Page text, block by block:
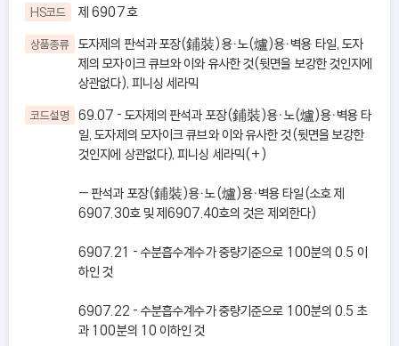
HS코드 제 6907 호
상품종류 도자제의 판석과 포장(鋪裝)용ㆍ노(爐)용ㆍ벽용 타일, 도자
제의 모자이크 큐브와 이와 유사한 것(뒷면을 보강한 것인지에
상관없다), 피니싱 세라믹
코드설명
69.07 - 도자제의 판석과 포장(鋪裝)용ㆍ노(爐)용ㆍ벽용 타
일, 도자제의 모자이크 큐브와 이와 유사한 것(뒷면을 보강한
것인지에 상관없다), 피니싱 세라믹(+)
— 판석과 포장(鋪裝)용ㆍ노(爐)용ㆍ벽용 타일(소호 제
6907.30호 및 제6907.40호의 것은 제외한다)
6907.21 - 수분흡수계수가 중량기준으로 100분의 0.5 이
하인 것
6907.22 - 수분흡수계수가 중량기준으로 100분의 0.5 초
과 100분의 10 이하인 것